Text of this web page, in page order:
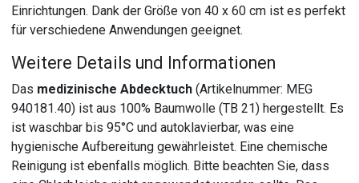
Einrichtungen. Dank der Größe von 40 x 60 cm ist es perfekt
für verschiedene Anwendungen geeignet.
Weitere Details und Informationen
Das medizinische Abdecktuch (Artikelnummer: MEG
940181.40) ist aus 100% Baumwolle (TB 21) hergestellt. Es
ist waschbar bis 95°C und autoklavierbar, was eine
hygienische Aufbereitung gewährleistet. Eine chemische
Reinigung ist ebenfalls möglich. Bitte beachten Sie, dass